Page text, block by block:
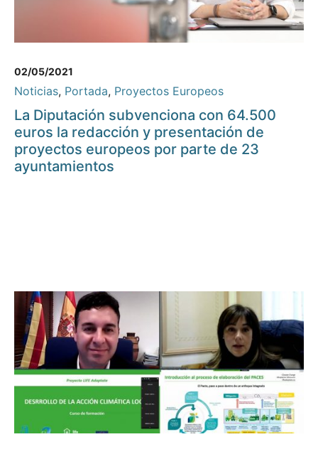
02/05/2021
Noticias, Portada, Proyectos Europeos
La Diputación subvenciona con 64.500
euros la redacción y presentación de
proyectos europeos por parte de 23
ayuntamientos